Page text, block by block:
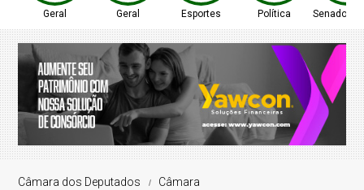
Geral Geral Esportes Política Senado
Câmara dos Deputados Câmara